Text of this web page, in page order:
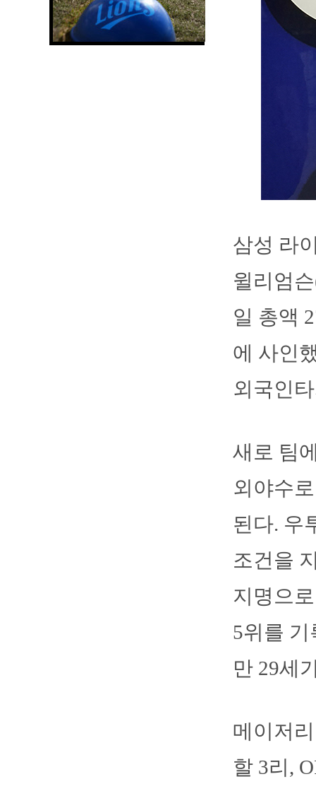
삼성 라
윌리엄
일 총액
에 사인
외국인
새로 팀
외야수
된다. 우
조건을
지명으
5위를 기
만 29세
메이저
할 3리,